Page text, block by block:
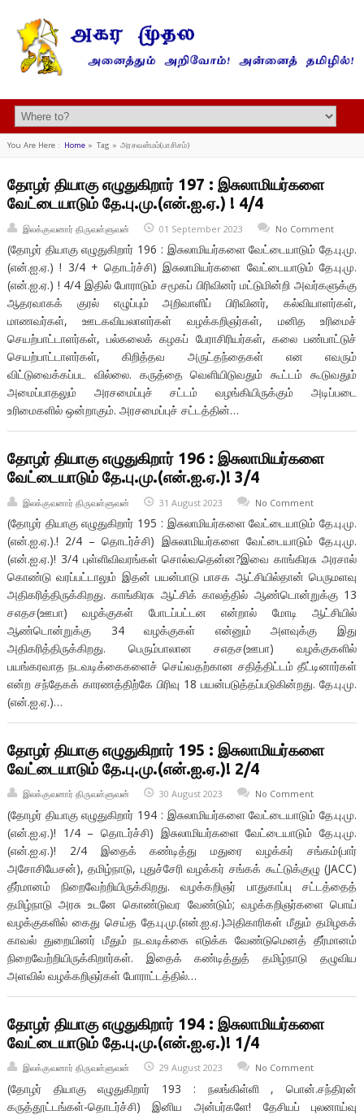
You Are Here : Home» Tag » அரசவன்மம்(பாசிசம்)
தோழர் தியாகு எழுதுகிறார் 197 : இசுலாமியர்களை
வேட்டையாடும் தே.பு.மு.(என்.ஐ.ஏ.) ! 4/4
இலக்குவனார் திருவள்ளுவன் 01 September 2023 No Comment
(தோழர் தியாகு எழுதுகிறார் 196 : இசுலாமியர்களை வேட்டையாடும் தே.பு.மு.
(என்.ஐ.ஏ.) ! 3/4 + தொடர்ச்சி) இசுலாமியர்களை வேட்டையாடும் தே.பு.மு.
(என்.ஐ.ஏ.) ! 4/4 இதில் போராடும் சமூகப் பிரிவினர் மட்டுமின்றி அவர்களுக்கு
ஆதரவாகக் குரல் எழுப்பும் அறிவாளிப் பிரிவினர், கல்வியாளர்கள்,
மாணவர்கள், ஊடகவியலாளர்கள் வழக்கறிஞர்கள், மனித உரிமைச்
செயற்பாட்டாளர்கள், பல்கலைக் கழகப் பேராசிரியர்கள், கலை பண்பாட்டுச்
செயற்பாட்டாளர்கள், கிறித்தவ அருட்தந்தைகள் என எவரும்
விட்டுவைக்கப்பட வில்லை. கருத்தை வெளியிடுவதும் கூட்டம் கூடுவதும்
அமைப்பாதலும் அரசமைப்புச் சட்டம் வழங்கியிருக்கும் அடிப்படை
உரிமைகளில் ஒன்றாகும். அரசமைப்புச் சட்டத்தின்…
தோழர் தியாகு எழுதுகிறார் 196 : இசுலாமியர்களை
வேட்டையாடும் தே.பு.மு.(என்.ஐ.ஏ.)! 3/4
இலக்குவனார் திருவள்ளுவன் 31 August 2023 No Comment
(தோழர் தியாகு எழுதுகிறார் 195 : இசுலாமியர்களை வேட்டையாடும் தே.பு.மு.
(என்.ஐ.ஏ.).! 2/4 – தொடர்ச்சி) இசுலாமியர்களை வேட்டையாடும் தே.பு.மு.
(என்.ஐ.ஏ.)! 3/4 புள்ளிவிவரங்கள் சொல்வதென்ன?இவை காங்கிரசு அரசால்
கொண்டு வரப்பட்டாலும் இதன் பயன்பாடு பாசக ஆட்சியில்தான் பெருமளவு
அதிகரித்திருக்கிறது. காங்கிரசு ஆட்சிக் காலத்தில் ஆண்டொன்றுக்கு 13
சஎதச(ஊபா) வழக்குகள் போடப்பட்டன என்றால் மோடி ஆட்சியில்
ஆண்டொன்றுக்கு 34 வழக்குகள் என்னும் அளவுக்கு இது
அதிகரித்திருக்கிறது. பெரும்பாலான சஎதச(ஊபா) வழக்குகளில்
பயங்கரவாத நடவடிக்கைகளைச் செய்வதற்கான சதித்திட்டம் தீட்டினார்கள்
என்ற சந்தேகக் காரணத்திற்கே பிரிவு 18 பயன்படுத்தப்படுகின்றது. தே.பு.மு.
(என்.ஐ.ஏ.)…
தோழர் தியாகு எழுதுகிறார் 195 : இசுலாமியர்களை
வேட்டையாடும் தே.பு.மு.(என்.ஐ.ஏ.)! 2/4
இலக்குவனார் திருவள்ளுவன் 30 August 2023 No Comment
(தோழர் தியாகு எழுதுகிறார் 194 : இசுலாமியர்களை வேட்டையாடும் தே.பு.மு.
(என்.ஐ.ஏ.)! 1/4 – தொடர்ச்சி) இசுலாமியர்களை வேட்டையாடும் தே.பு.மு.
(என்.ஐ.ஏ.)! 2/4 இதைக் கண்டித்து மதுரை வழக்கர் சங்கம்(பார்
அசோசியேசன்), தமிழ்நாடு, புதுச்சேரி வழக்கர் சங்கக் கூட்டுக்குழு (JACC)
தீர்மானம் நிறைவேற்றியிருக்கிறது. வழக்கறிஞர் பாதுகாப்பு சட்டத்தைத்
தமிழ்நாடு அரசு உடனே கொண்டுவர வேண்டும்; வழக்கறிஞர்களை பொய்
வழக்குகளில் கைது செய்த தே.பு.மு.(என்.ஐ.ஏ.)அதிகாரிகள் மீதும் தமிழகக்
காவல் துறையினர் மீதும் நடவடிக்கை எடுக்க வேண்டுமெனத் தீர்மானம்
நிறைவேற்றியிருக்கிறார்கள். இதைக் கண்டித்துத் தமிழ்நாடு தழுவிய
அளவில் வழக்கறிஞர்கள் போராட்டத்தில்…
தோழர் தியாகு எழுதுகிறார் 194 : இசுலாமியர்களை
வேட்டையாடும் தே.பு.மு.(என்.ஐ.ஏ.)! 1/4
இலக்குவனார் திருவள்ளுவன் 29 August 2023 No Comment
(தோழர் தியாகு எழுதுகிறார் 193 : நலங்கிள்ளி , பொன்.சந்திரன்
கருத்தூட்டங்கள்-தொடர்ச்சி) இனிய அன்பர்களே! தேசியப் புலனாய்வு